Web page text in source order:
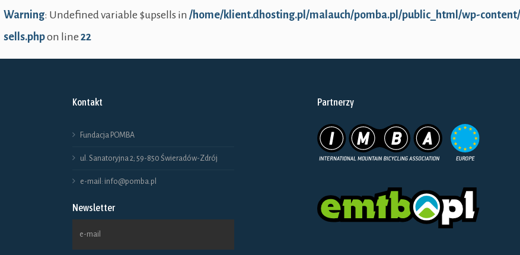
ma
wariantów.
Warning : Undefined variable $upsells in/home/klient.dhosting.pl/malauch/pomba.pl/public_html/wp-
sells.phpon line22
Kontakt
Fundacja POMBA
ul. Sanatoryjna 2; 59-850 Świeradów-Zdrój
e-mail: info@pomba.pl
Newsletter
Partnerzy